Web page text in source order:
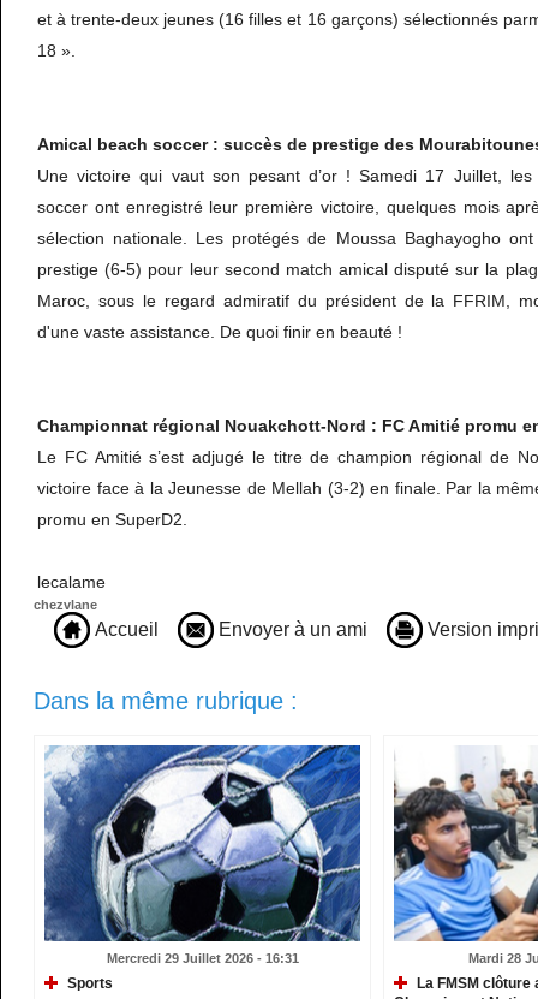
et à trente-deux jeunes (16 filles et 16 garçons) sélectionnés
18 ».
Amical beach soccer : succès de prestige des
Une victoire qui vaut son pesant d’or ! Samedi 17 Juillet, les
soccer ont enregistré leur première victoire, quelques mois
sélection nationale. Les protégés de Moussa Baghayogho
prestige (6-5) pour leur second match amical disputé sur la
Maroc, sous le regard admiratif du président de la FFRIM,
d'une vaste assistance. De quoi finir en beauté !
Championnat régional Nouakchott-Nord : FC Amitié promu
Le FC Amitié s’est adjugé le titre de champion régional de
victoire face à la Jeunesse de Mellah (3-2) en finale. Par la
promu en SuperD2.
lecalame
chezvlane
Accueil Envoyer à un ami Version
Dans la même rubrique :
Mercredi 29 Juillet 2026 - 16:31
Sports
Mardi 28
La FMSM